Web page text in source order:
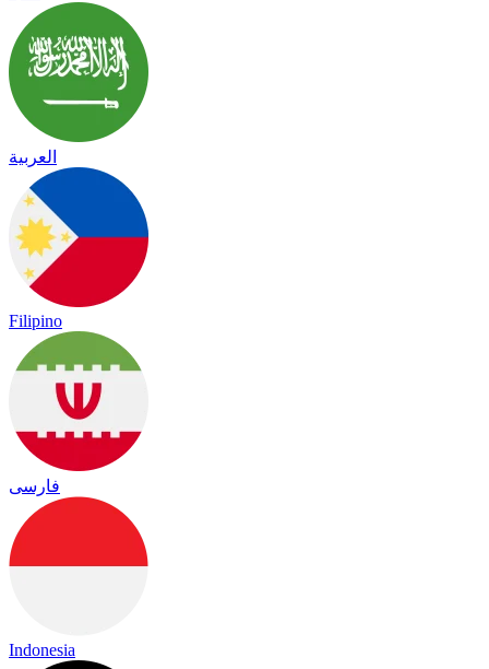
العربية
Filipino
فارسی
Indonesia